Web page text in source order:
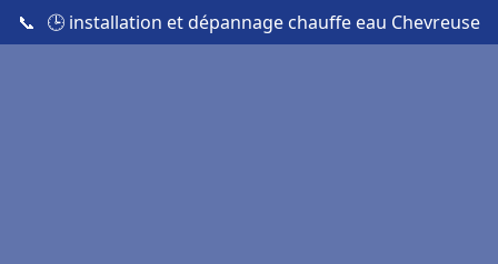
📞 🕒 installation et dépannage chauffe eau Chevreuse